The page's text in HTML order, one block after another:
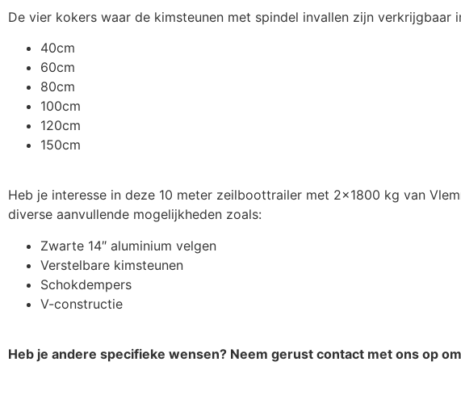
De vier kokers waar de kimsteunen met spindel invallen zijn verkrijgbaar
40cm
60cm
80cm
100cm
120cm
150cm
Heb je interesse in deze 10 meter zeilboottrailer met 2×1800 kg van
diverse aanvullende mogelijkheden zoals:
Zwarte 14″ aluminium velgen
Verstelbare kimsteunen
Schokdempers
V-constructie
Heb je andere specifieke wensen? Neem gerust contact met ons op